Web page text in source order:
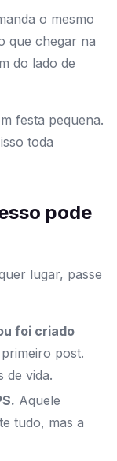
o mesmo
que chegar na
do lado de
festa pequena.
toda
pode
lugar, passe
foi criado
post.
de vida.
Aquele
tudo, mas a